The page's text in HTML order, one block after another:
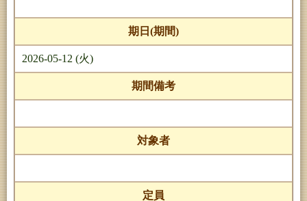
期日(期間)
2026-05-12 (火)
期間備考
対象者
定員